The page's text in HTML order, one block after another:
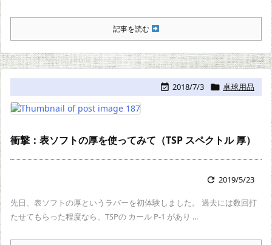
記事を読む
 2018/7/3  卓球用品
衝撃：表ソフトの厚を使ってみて（TSP スペクトル 厚）
 2019/5/23
先日、表ソフトの厚というラバーを初体験しました。 過去には数回打
たせてもらった程度なら、TSPの カール P-1 があり ...